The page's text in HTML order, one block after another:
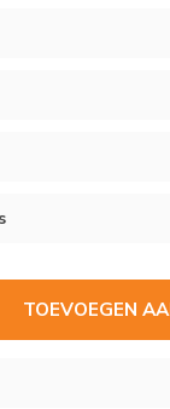
TOEVOEGEN